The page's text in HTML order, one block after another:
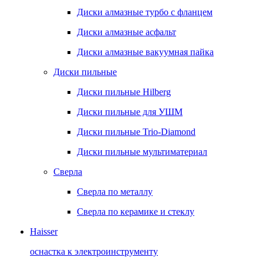
Диски алмазные турбо с фланцем
Диски алмазные асфальт
Диски алмазные вакуумная пайка
Диски пильные
Диски пильные Hilberg
Диски пильные для УШМ
Диски пильные Trio-Diamond
Диски пильные мультиматериал
Сверла
Сверла по металлу
Сверла по керамике и стеклу
Haisser
оснастка к электроинструменту